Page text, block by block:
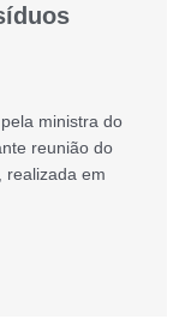
ministra do
reunião do
realizada em